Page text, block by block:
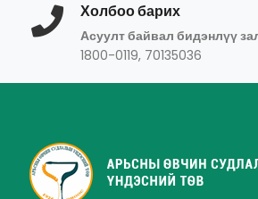
Холбоо барих
Асуулт байвал бидэнлүү
1800-0119, 70135036